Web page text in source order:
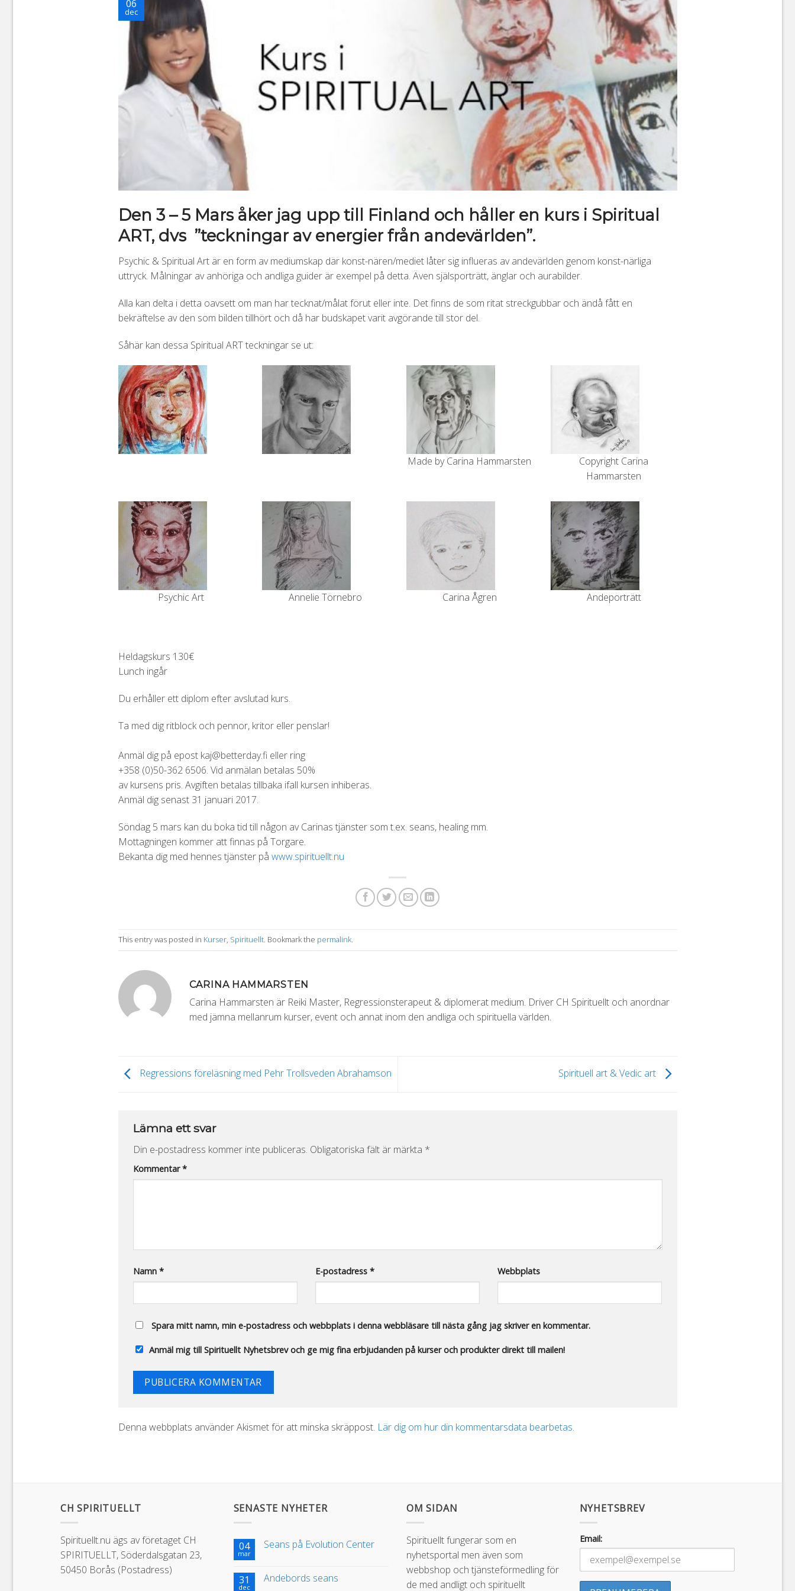
06
dec
Den 3 – 5 Mars åker jag upp till Finland och håller en kurs i Spiritual
ART, dvs ”teckningar av energier från andevärlden”.
Psychic & Spiritual Art är en form av mediumskap där konst-nären/mediet låter sig influeras av andevärlden genom konst-närliga
uttryck. Målningar av anhöriga och andliga guider är exempel på detta. Även själsporträtt, änglar och aurabilder.
Alla kan delta i detta oavsett om man har tecknat/målat förut eller inte. Det finns de som ritat streckgubbar och ändå fått en
bekräftelse av den som bilden tillhört och då har budskapet varit avgörande till stor del.
Såhär kan dessa Spiritual ART teckningar se ut:
Made by Carina Hammarsten
Copyright Carina
Hammarsten
Psychic Art Annelie Törnebro Carina Ågren Andeporträtt
Heldagskurs 130€
Lunch ingår
Du erhåller ett diplom efter avslutad kurs.
Ta med dig ritblock och pennor, kritor eller penslar!
Anmäl dig på epost kaj@betterday.fi eller ring
+358 (0)50-362 6506. Vid anmälan betalas 50%
av kursens pris. Avgiften betalas tillbaka ifall kursen inhiberas.
Anmäl dig senast 31 januari 2017.
Söndag 5 mars kan du boka tid till någon av Carinas tjänster som t.ex. seans, healing mm.
Mottagningen kommer att finnas på Torgare.
Bekanta dig med hennes tjänster på www.spirituellt.nu
This entry was posted in Kurser, Spirituellt. Bookmark the permalink.
CARINA HAMMARSTEN
Carina Hammarsten är Reiki Master, Regressionsterapeut & diplomerat medium. Driver CH Spirituellt och anordnar
med jämna mellanrum kurser, event och annat inom den andliga och spirituella världen.
Regressions föreläsning med Pehr Trollsveden Abrahamson Spirituell art & Vedic art
Lämna ett svar
Din e-postadress kommer inte publiceras. Obligatoriska fält är märkta *
Kommentar*
Namn * E-postadress * Webbplats
Spara mitt namn, min e-postadress och webbplats i denna webbläsare till nästa gång jag skriver en kommentar.
Anmäl mig till Spirituellt Nyhetsbrev och ge mig fina erbjudanden på kurser och produkter direkt till mailen!
Alternative:
Denna webbplats använder Akismet för att minska skräppost. Lär dig om hur din kommentarsdata bearbetas.
CH SPIRITUELLT
Spirituellt.nu ägs av företaget CH
SPIRITUELLT, Söderdalsgatan 23,
50450 Borås (Postadress)
SENASTE NYHETER
04
mar
Seans på Evolution Center
31
dec
Andebords seans
OM SIDAN
Spirituellt fungerar som en
nyhetsportal men även som
webbshop och tjänsteförmedling för
de med andligt och spirituellt
NYHETSBREV
Email: